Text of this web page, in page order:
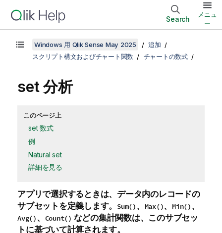
Search
メニュ
ー
Windows 用 Qlik Sense May 2025
追加
スクリプト構文およびチャート関数
チャートの数式
set 分析
このページ上
set 数式
例
Natural set
詳細を見る
アプリで選択するときは、データ内のレコードの
サブセットを定義します。
Sum()、 Max()、 Min()、
Avg()、 Count() などの集計関数は、このサブセッ
トに基づいて計算されます。